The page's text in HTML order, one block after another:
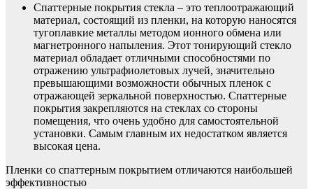
Спаттерные покрытия стекла – это теплоотражающий
материал, состоящий из пленки, на которую наносятся
тугоплавкие металлы методом ионного обмена или
магнетронного напыления. Этот тонирующий стекло
материал обладает отличными способностями по
отражению ультрафиолетовых лучей, значительно
превышающими возможности обычных пленок с
отражающей зеркальной поверхностью. Спаттерные
покрытия закрепляются на стеклах со стороны
помещения, что очень удобно для самостоятельной
установки. Самым главным их недостатком является
высокая цена.
Пленки со спаттерным покрытием отличаются наибольшей
эффективностью